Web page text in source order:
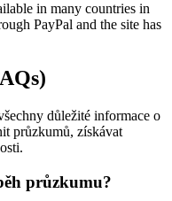
in many countries in
PayPal and the site has
důležité informace o
průzkumů, získávat
průzkumu?